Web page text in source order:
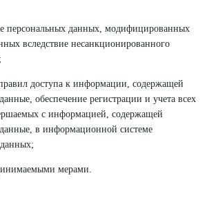
персональных данных, модифицированных
вследствие несанкционированного
доступа к информации, содержащей
обеспечение регистрации и учета всех
с информацией, содержащей
в информационной системе
мерами.